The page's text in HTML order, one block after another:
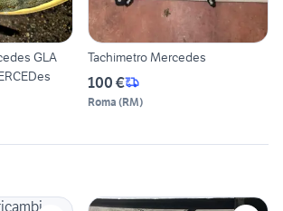
GLA
Tachimetro Mercedes
100 €
Roma (RM)